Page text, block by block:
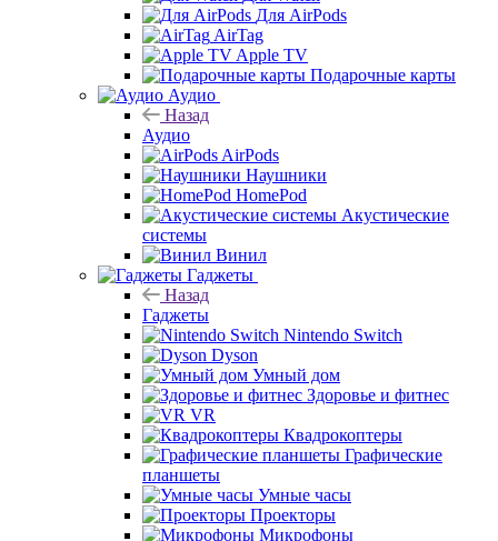
Для AirPods
AirTag
Apple TV
Подарочные карты
Аудио
Назад
Аудио
AirPods
Наушники
HomePod
Акустические
системы
Винил
Гаджеты
Назад
Гаджеты
Nintendo Switch
Dyson
Умный дом
Здоровье и фитнес
VR
Квадрокоптеры
Графические
планшеты
Умные часы
Проекторы
Микрофоны